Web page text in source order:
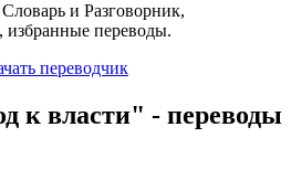
и Разговорник,
избранные переводы.
к власти" - переводы